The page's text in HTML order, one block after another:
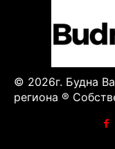
© 2026г. Будна
региона ®